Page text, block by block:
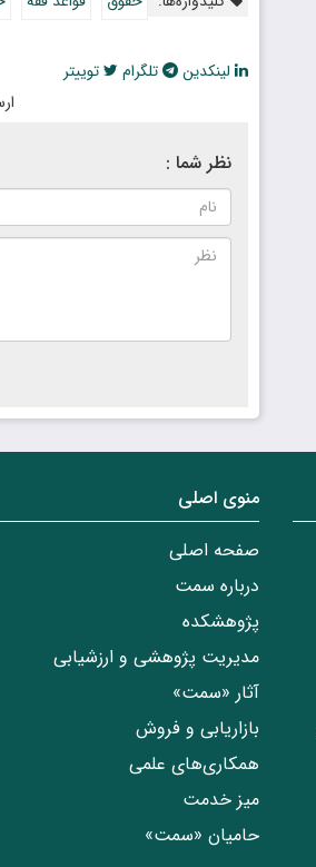
لینکدین تلگرام
توییتر
نظر شما :
منوی اصلی
صفحه اصلی
درباره سمت
پژوهشکده
مدیریت پژوهشی و ارزشیابی
آثار «سمت»
بازاریابی و فروش
همکاری‌های علمی
میز خدمت
حامیان «سمت»